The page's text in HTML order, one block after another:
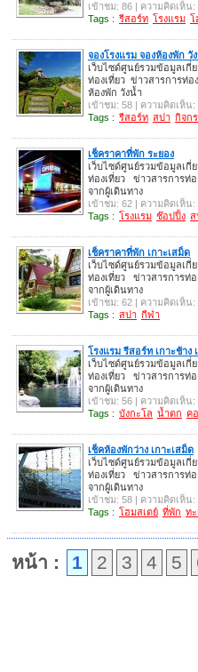
เข้าชม: 86 | ความคิดเห็น:
Tags : รีสอร์ท โรงแรม โ
จองโรงแรม จองห้องพัก วั
เว็บไซด์ศูนย์รวมข้อมูลเกี่
ท่องเที่ยว ข่าวสารการท่อ
ห้องพัก วังน้ำ
เข้าชม: 58 | ความคิดเห็น:
Tags : รีสอร์ท สปา กิจก
เช็คราคาที่พัก ระยอง
เว็บไซด์ศูนย์รวมข้อมูลเกี่
ท่องเที่ยว ข่าวสารการท่
จากผู้เดินทาง
เข้าชม: 62 | ความคิดเห็น:
Tags : โรงแรม ช๊อปปิ้ง ส
เช็คราคาที่พัก เกาะเสม็ด
เว็บไซด์ศูนย์รวมข้อมูลเกี่
ท่องเที่ยว ข่าวสารการท่
จากผู้เดินทาง
เข้าชม: 62 | ความคิดเห็น:
Tags : สปา กีฬา
โรงแรม รีสอร์ท เกาะช้าง
เว็บไซด์ศูนย์รวมข้อมูลเกี่
ท่องเที่ยว ข่าวสารการท่
จากผู้เดินทาง
เข้าชม: 56 | ความคิดเห็น:
Tags : บังกะโล น้ำตก ค
เช็คห้องพักว่าง เกาะเสม็ด
เว็บไซด์ศูนย์รวมข้อมูลเกี่
ท่องเที่ยว ข่าวสารการท่
จากผู้เดินทาง
เข้าชม: 58 | ความคิดเห็น:
Tags : โฮมสเตย์ ที่พัก ทะ
หน้า : 1 2 3 4 5